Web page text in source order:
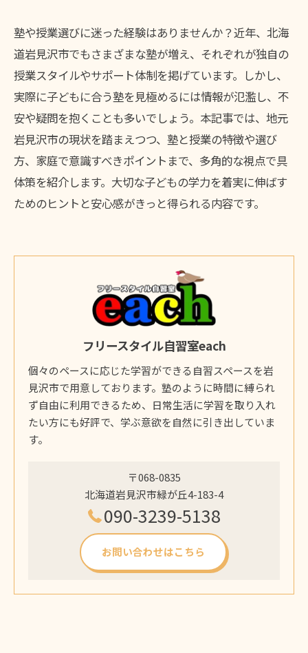
塾や授業選びに迷った経験はありませんか？近年、北海
道岩見沢市でもさまざまな塾が増え、それぞれが独自の
授業スタイルやサポート体制を掲げています。しかし、
実際に子どもに合う塾を見極めるには情報が氾濫し、不
安や疑問を抱くことも多いでしょう。本記事では、地元
岩見沢市の現状を踏まえつつ、塾と授業の特徴や選び
方、家庭で意識すべきポイントまで、多角的な視点で具
体策を紹介します。大切な子どもの学力を着実に伸ばす
ためのヒントと安心感がきっと得られる内容です。
フリースタイル自習室each
個々のペースに応じた学習ができる自習スペースを岩
見沢市で用意しております。塾のように時間に縛られ
ず自由に利用できるため、日常生活に学習を取り入れ
たい方にも好評で、学ぶ意欲を自然に引き出していま
す。
〒068-0835
北海道岩見沢市緑が丘4-183-4
090-3239-5138
お問い合わせはこちら